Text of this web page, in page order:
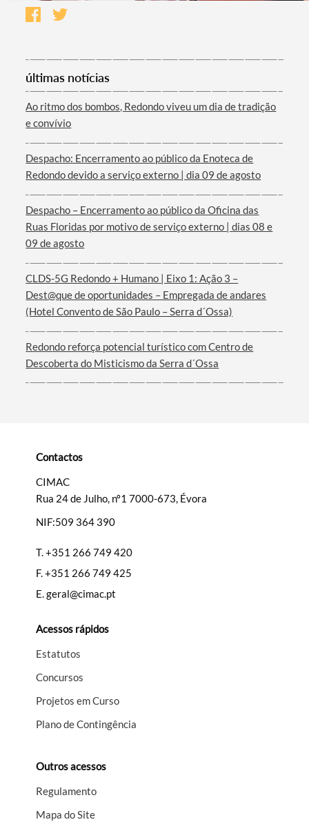
Termo de Pesquisa
últimas notícias
Ao ritmo dos bombos, Redondo viveu um dia de tradição
e convívio
Despacho: Encerramento ao público da Enoteca de
Redondo devido a serviço externo | dia 09 de agosto
Despacho – Encerramento ao público da Oficina das
Ruas Floridas por motivo de serviço externo | dias 08 e
09 de agosto
CLDS-5G Redondo + Humano | Eixo 1: Ação 3 –
Dest@que de oportunidades – Empregada de andares
(Hotel Convento de São Paulo – Serra d´Ossa)
Redondo reforça potencial turístico com Centro de
Descoberta do Misticismo da Serra d´Ossa
Contactos
CIMAC
Rua 24 de Julho, nº1 7000-673, Évora
NIF:509 364 390
T.+351 266 749 420
F.+351 266 749 425
E.geral@cimac.pt
Acessos rápidos
Estatutos
Concursos
Projetos em Curso
Plano de Contingência
Outros acessos
Regulamento
Mapa do Site